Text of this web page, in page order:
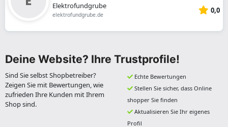
Elektrofundgrube
elektrofundgrube.de 0,0
Deine Website? Ihre Trustprofile!
Sind Sie selbst Shopbetreiber?
Zeigen Sie mit Bewertungen, wie
zufrieden Ihre Kunden mit Ihrem
Shop sind.
Echte Bewertungen
Stellen Sie sicher, dass Online
shopper Sie finden
Aktualisieren Sie Ihr eigenes
Profil